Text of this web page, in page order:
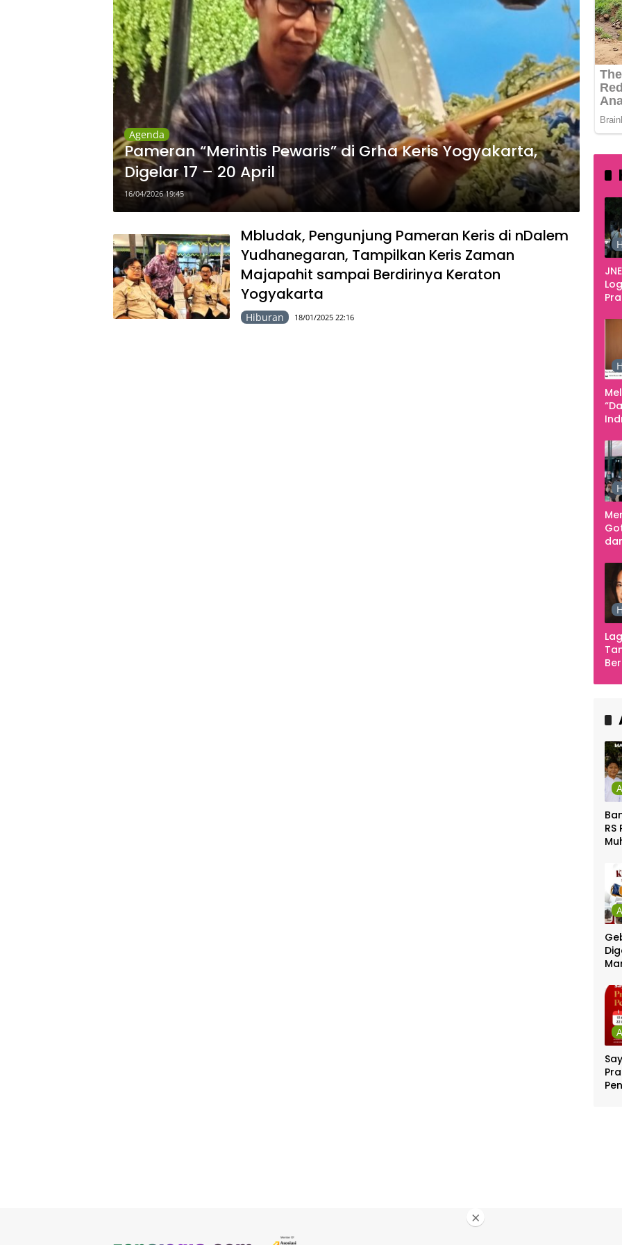
Agenda
Pameran “Merintis Pewaris” di Grha Keris Yogyakarta,
Digelar 17 – 20 April
16/04/2026 19:45
Mbludak, Pengunjung Pameran Keris di nDalem
Yudhanegaran, Tampilkan Keris Zaman
Majapahit sampai Berdirinya Keraton
Yogyakarta
Hiburan 18/01/2025 22:16
RS
×